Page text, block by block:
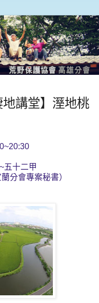
講堂】溼地桃
五十二甲
分會專案秘書）